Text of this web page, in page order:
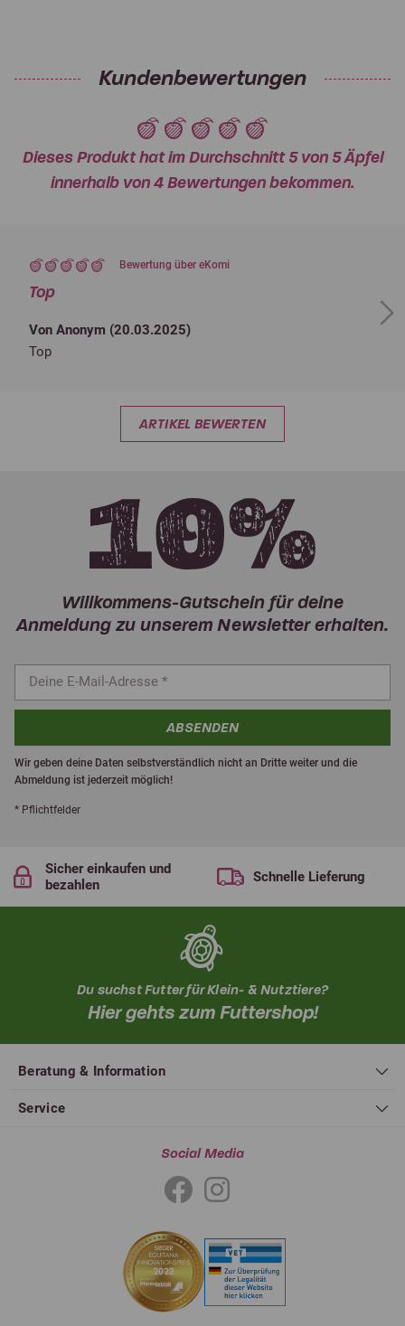
Kundenbewertungen
Dieses Produkt hat im Durchschnitt 5 von 5 Äpfel
innerhalb von 4 Bewertungen bekommen.
Bewertung über eKomi
Top
Von Anonym (20.03.2025)
Top
Next
ARTIKEL BEWERTEN
Willkommens-Gutschein für deine
Anmeldung zu unserem Newsletter erhalten.
ABSENDEN
Wir geben deine Daten selbstverständlich nicht an Dritte weiter und die
Abmeldung ist jederzeit möglich!
* Pflichtfelder
Sicher einkaufen und
bezahlen
Schnelle Lieferung
Du suchst Futter für Klein- & Nutztiere?
Hier gehts zum Futtershop!
Beratung & Information
Service
Social Media